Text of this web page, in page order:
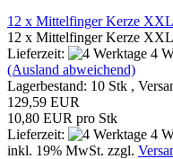
12 x Mittelfinger Kerze
12 x Mittelfinger Kerze
Lieferzeit:
4
(Ausland abweichend)
Lagerbestand: 10 Stk ,
129,59 EUR
10,80 EUR pro Stk
Lieferzeit:
4
inkl. 19% MwSt. zzgl.